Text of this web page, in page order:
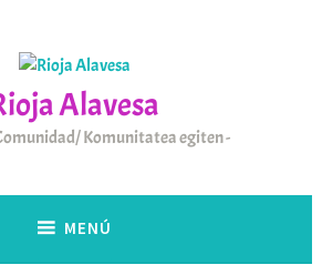
Alavesa
Komunitatea egiten
MENÚ